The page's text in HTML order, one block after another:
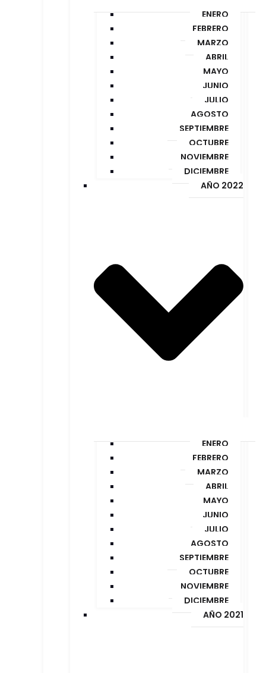
ENERO
FEBRERO
MARZO
ABRIL
MAYO
JUNIO
JULIO
AGOSTO
SEPTIEMBRE
OCTUBRE
NOVIEMBRE
DICIEMBRE
AÑO 2022
ENERO
FEBRERO
MARZO
ABRIL
MAYO
JUNIO
JULIO
AGOSTO
SEPTIEMBRE
OCTUBRE
NOVIEMBRE
DICIEMBRE
AÑO 2021